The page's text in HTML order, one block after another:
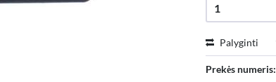
Palyginti
Prekės numeris: